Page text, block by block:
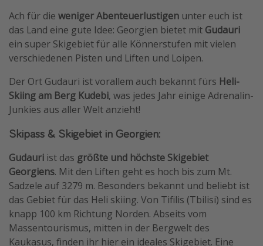
Ach für die weniger Abenteuerlustigen unter euch ist
das Land eine gute Idee: Georgien bietet mit Gudauri
ein super Skigebiet für alle Könnerstufen mit vielen
verschiedenen Pisten und Liften und Loipen.
Der Ort Gudauri ist vorallem auch bekannt fürs Heli-
Skiing am Berg Kudebi, was jedes Jahr einige Adrenalin-
Junkies aus aller Welt anzieht!
Skipass & Skigebiet in Georgien:
Gudauri ist das größte und höchste Skigebiet
Georgiens. Mit den Liften geht es hoch bis zum Mt.
Sadzele auf 3279 m. Besonders bekannt und beliebt ist
das Gebiet für das Heli skiing. Von Tifilis (Tbilisi) sind es
knapp 100 km Richtung Norden. Abseits vom
Massentourismus, mitten in der Bergwelt des
Kaukasus, finden ihr hier ein ideales Skigebiet. Eine